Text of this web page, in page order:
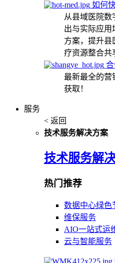
如何
从县域医院数
出与实际应用
方案，提升县
疗资源整合共
最新最全的营
获取！
服务
< 返回
技术服务解决方案
技术服务解
热门推荐
数据中心绿色
维保服务
AIO一站式运
云与智能服务